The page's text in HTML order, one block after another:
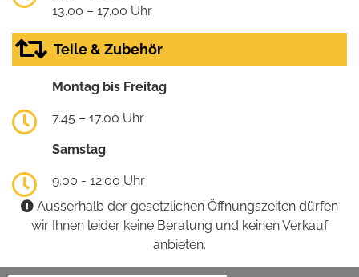
13.00 – 17.00 Uhr
Teile & Zubehör
Montag bis Freitag
7.45 – 17.00 Uhr
Samstag
9.00 - 12.00 Uhr
Ausserhalb der gesetzlichen Öffnungszeiten dürfen
wir Ihnen leider keine Beratung und keinen Verkauf
anbieten.